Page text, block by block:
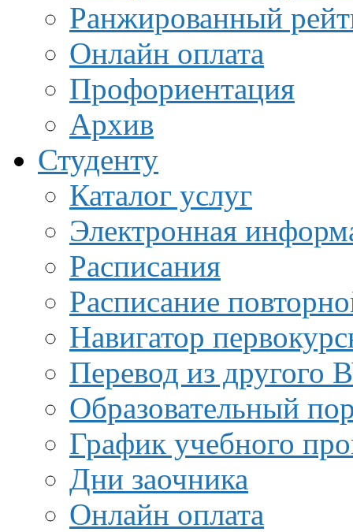
Ранжированный
Онлайн оплата
Профориентация
Архив
Студенту
Каталог услуг
Электронная
Расписания
Расписание
Навигатор
Перевод из другого
Образовательный
График учебного
Дни заочника
Онлайн оплата